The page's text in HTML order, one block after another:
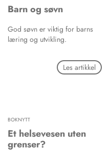
Barn og søvn
God søvn er viktig for barns
læring og utvikling.
Les artikkel
BOKNYTT
Et helsevesen uten
grenser?